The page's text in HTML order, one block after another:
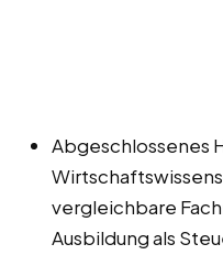
Abgeschlossenes
vergleichbare
Ausbildung als